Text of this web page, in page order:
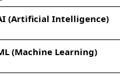
(Artificial Intelligence)
(Machine Learning)